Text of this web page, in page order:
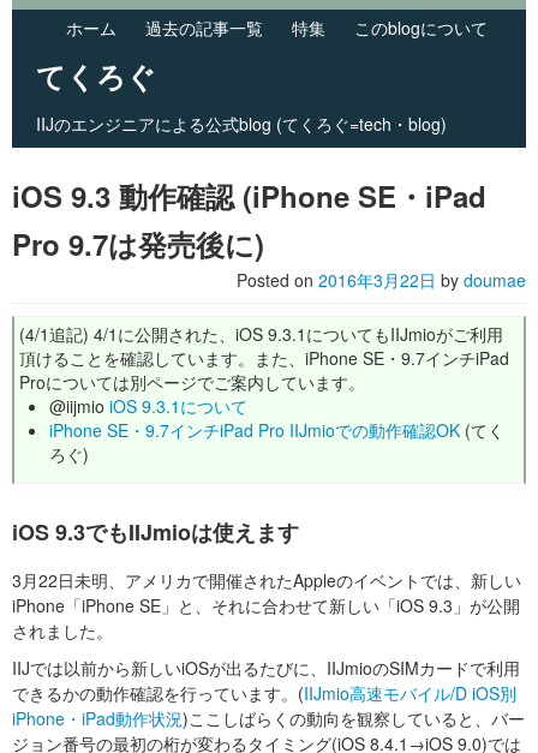
ホーム 過去の記事一覧 特集 このblogについて
てくろぐ
IIJのエンジニアによる公式blog (てくろぐ=tech・blog)
Main menu
iOS 9.3 動作確認 (iPhone SE・iPad
Pro 9.7は発売後に)
Posted on 2016年3月22日 by doumae
(4/1追記) 4/1に公開された、iOS 9.3.1についてもIIJmioがご利用
頂けることを確認しています。また、iPhone SE・9.7インチiPad
Proについては別ページでご案内しています。
@iijmio iOS 9.3.1について
iPhone SE・9.7インチiPad Pro IIJmioでの動作確認OK (てく
ろぐ)
iOS 9.3でもIIJmioは使えます
3月22日未明、アメリカで開催されたAppleのイベントでは、新しい
iPhone「iPhone SE」と、それに合わせて新しい「iOS 9.3」が公開
されました。
IIJでは以前から新しいiOSが出るたびに、IIJmioのSIMカードで利用
できるかの動作確認を行っています。(IIJmio高速モバイル/D iOS別
iPhone・iPad動作状況)ここしばらくの動向を観察していると、バー
ジョン番号の最初の桁が変わるタイミング(iOS 8.4.1→iOS 9.0)では